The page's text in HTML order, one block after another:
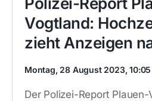
Vogtland:
zieht Anzeigen
Montag, 28 August 2023,
Der Polizei-Report